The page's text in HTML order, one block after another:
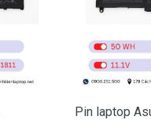
Pin laptop